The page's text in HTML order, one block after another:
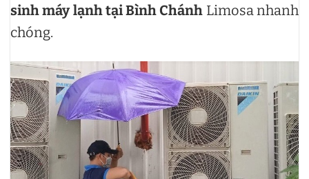
sinh máy lạnh tại Bình Chánh Limosa nhanh
chóng.